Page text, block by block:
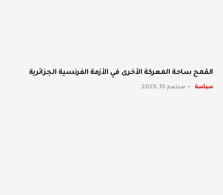
القمح ساحة المعركة الأخرى في الأزمة الفرنسية الجزائرية
سياسة سبتمبر 10, 2025